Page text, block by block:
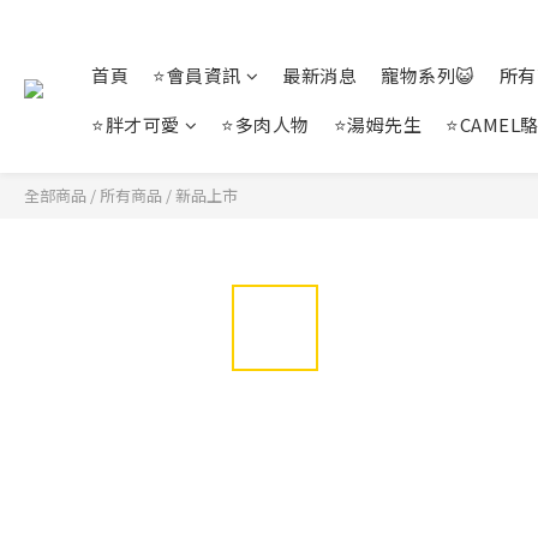
首頁 ⭐會員資訊 最新消息 寵物系列😺
所
⭐胖才可愛
⭐多肉人物 ⭐湯姆先生 ⭐CAMEL
全部商品 / 所有商品 /新品上市